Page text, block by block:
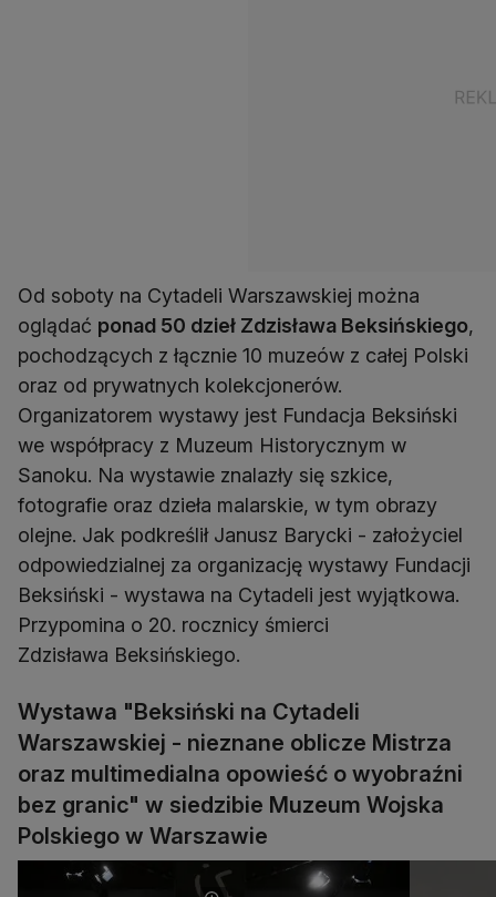
Od soboty na Cytadeli Warszawskiej można
oglądać ponad 50 dzieł Zdzisława Beksińskiego,
pochodzących z łącznie 10 muzeów z całej Polski
oraz od prywatnych kolekcjonerów.
Organizatorem wystawy jest Fundacja Beksiński
we współpracy z Muzeum Historycznym w
Sanoku. Na wystawie znalazły się szkice,
fotografie oraz dzieła malarskie, w tym obrazy
olejne. Jak podkreślił Janusz Barycki - założyciel
odpowiedzialnej za organizację wystawy Fundacji
Beksiński - wystawa na Cytadeli jest wyjątkowa.
Przypomina o 20. rocznicy śmierci
Zdzisława Beksińskiego.
Wystawa "Beksiński na Cytadeli
Warszawskiej - nieznane oblicze Mistrza
oraz multimedialna opowieść o wyobraźni
bez granic" w siedzibie Muzeum Wojska
Polskiego w Warszawie